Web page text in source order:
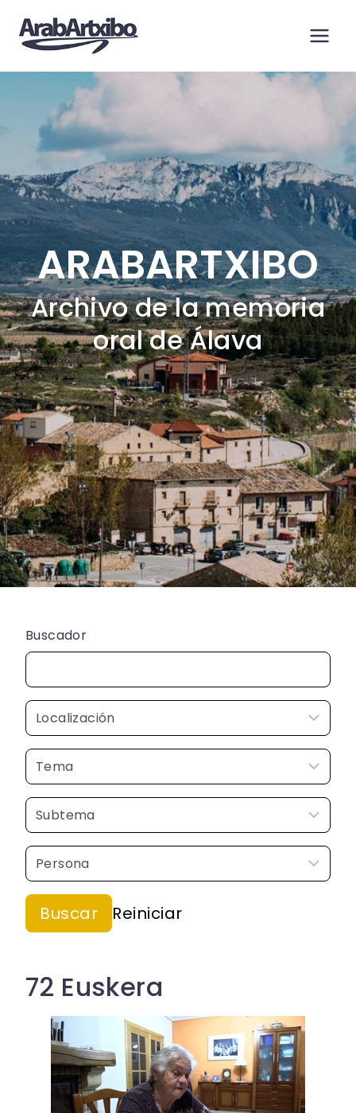
contenido
ARABARTXIBO
Archivo de la memoria
oral de Álava
Buscador
72 Euskera